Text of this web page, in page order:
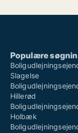
Populære
Slagelse
Hillerød
Holbæk